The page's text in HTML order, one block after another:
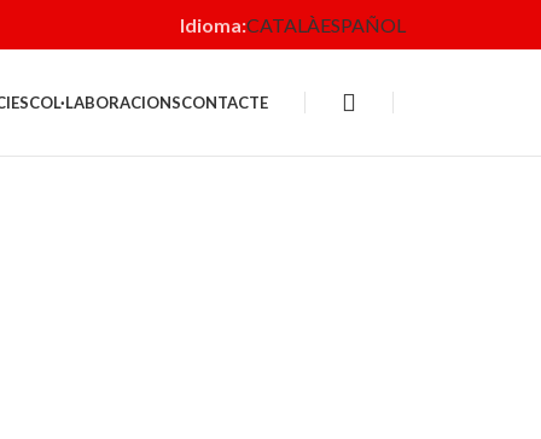
Idioma:CATALÀESPAÑOL
COL·LABORACIONSCONTACTE